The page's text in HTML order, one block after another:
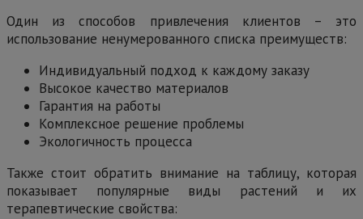
Один из способов привлечения клиентов – это
использование ненумерованного списка преимуществ:
Индивидуальный подход к каждому заказу
Высокое качество материалов
Гарантия на работы
Комплексное решение проблемы
Экологичность процесса
Также стоит обратить внимание на таблицу, которая
показывает популярные виды растений и их
терапевтические свойства: